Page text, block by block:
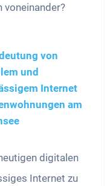
voneinander?
von
und
Internet
am
digitalen
Internet zu